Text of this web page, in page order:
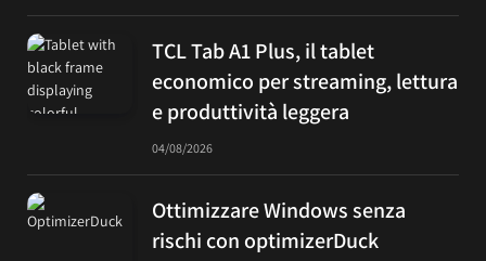
TCL Tab A1 Plus, il tablet
economico per streaming, lettura
e produttività leggera
04/08/2026
Ottimizzare Windows senza
rischi con optimizerDuck